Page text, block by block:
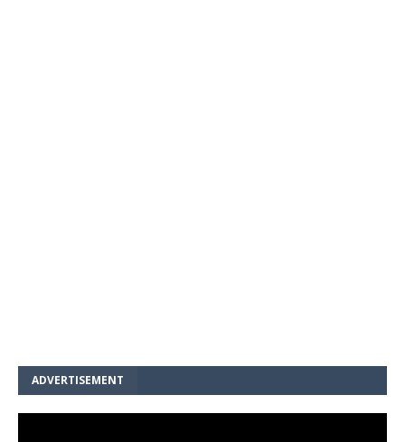
ADVERTISEMENT